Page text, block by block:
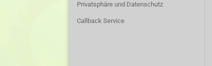
Privatsphäre und Datenschutz
Callback Service